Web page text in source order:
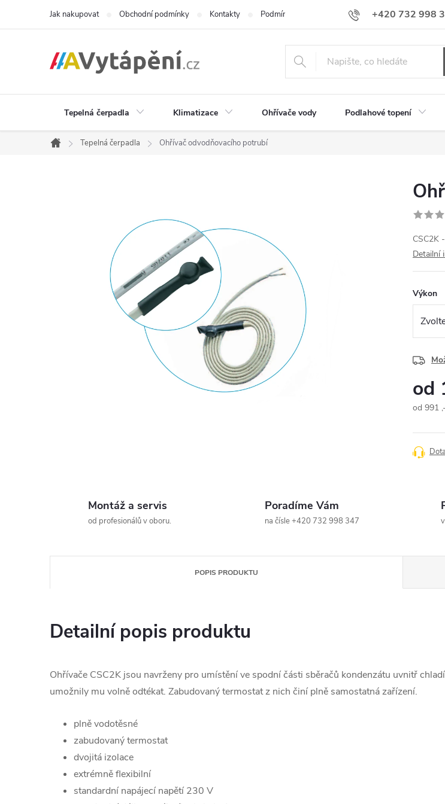
+420 732 998
Jak nakupovat Obchodní podmínky Kontakty Podmínky ochrany osobních údajů
Tepelná čerpadla Klimatizace Ohřívače vody Podlahové topení
Domů
Tepelná čerpadla Ohřívač odvodňovacího potrubí
CSC2K
Detailní
Výkon
od
od 991
cena:
Montáž a servis
od profesionálů v oboru.
Poradíme Vám
na čísle +420 732 998 347
POPIS PRODUKTU
Detailní popis produktu
Ohřívače CSC2K jsou navrženy pro umístění ve spodní části sběračů kondenzátu uvnitř
umožnily mu volně odtékat. Zabudovaný termostat z nich činí plně samostatná zařízení.
plně vodotěsné
zabudovaný termostat
dvojitá izolace
extrémně flexibilní
standardní napájecí napětí 230 V